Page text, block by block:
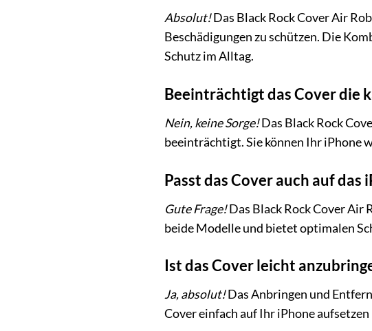
Absolut!Das Black Rock Cover Air
Beschädigungen zu schützen. Die
Schutz im Alltag.
Beeinträchtigt das Cover die
Nein, keine Sorge!Das Black Rock
beeinträchtigt. Sie können Ihr iPhone
Passt das Cover auch auf das
Gute Frage!Das Black Rock Cover Air
beide Modelle und bietet optimalen
Ist das Cover leicht
Ja, absolut!Das Anbringen und
Cover einfach auf Ihr iPhone